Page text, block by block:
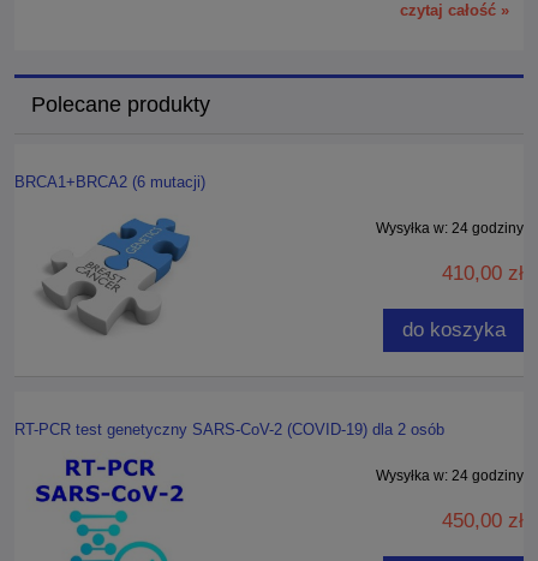
czytaj całość »
Polecane produkty
BRCA1+BRCA2 (6 mutacji)
Wysyłka w: 24 godziny
410,00 zł
do koszyka
RT-PCR test genetyczny SARS-CoV-2 (COVID-19) dla 2 osób
Wysyłka w: 24 godziny
450,00 zł